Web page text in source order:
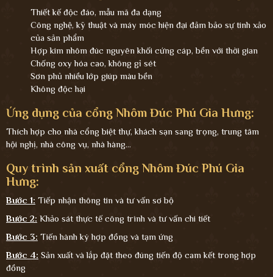
Thiết kế độc đáo, mẫu mã đa dạng
Công nghệ, kỹ thuật và máy móc hiện đại đảm bảo sự tinh xảo
của sản phẩm
Hợp kim nhôm đúc nguyên khối cứng cáp, bền với thời gian
Chống oxy hóa cao, không gỉ sét
Sơn phủ nhiều lớp giúp màu bền
Không độc hại
Ứng dụng của cổng Nhôm Đúc Phú Gia Hưng:
Thích hợp cho nhà cổng biệt thự, khách sạn sang trọng, trung tâm
hội nghị, nhà công vụ, nhà hàng...
Quy trình sản xuất cổng Nhôm Đúc Phú Gia
Hưng:
Bước 1: Tiếp nhận thông tin và tư vấn sơ bộ
Bước 2: Khảo sát thực tế công trình và tư vấn chi tiết
Bước 3: Tiến hành ký hợp đồng và tạm ứng
Bước 4: Sản xuất và lắp đặt theo đúng tiến độ cam kết trong hợp
đồng